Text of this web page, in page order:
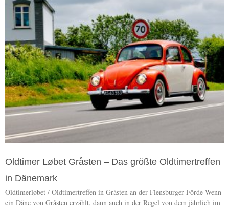
Oldtimer Løbet Gråsten – Das größte Oldtimertreffen
in Dänemark
Oldtimerløbet / Oldtimertreffen in Gråsten an der Flensburger Förde Wenn
ein Däne von Gråsten erzählt, dann auch in der Regel von dem jährlich im